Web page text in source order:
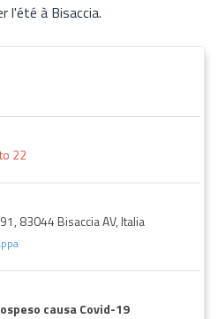
l'été à Bisaccia.
22
83044 Bisaccia AV, Italia
causa Covid-19